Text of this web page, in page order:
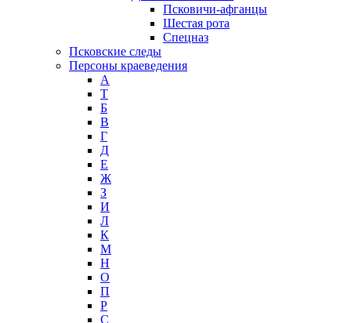
Псковичи-афганцы
Шестая рота
Спецназ
Псковские следы
Персоны краеведения
А
T
Б
В
Г
Д
Е
Ж
З
И
Л
К
М
Н
О
П
Р
С